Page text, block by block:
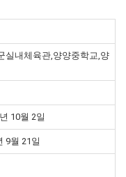
실내체육관,양양중학교,양
10월 2일
9월 21일